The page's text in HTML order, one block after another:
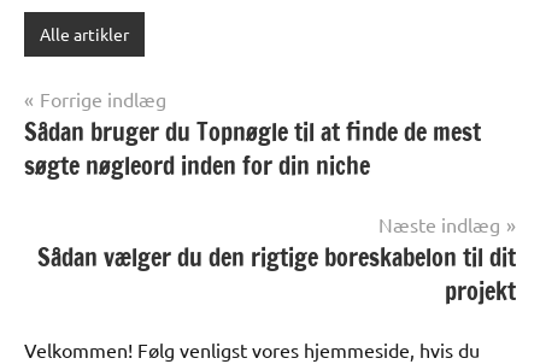
Alle artikler
Indlægsnavigation
Forrige indlæg
Sådan bruger du Topnøgle til at finde de mest
søgte nøgleord inden for din niche
Næste indlæg
Sådan vælger du den rigtige boreskabelon til dit
projekt
Velkommen! Følg venligst vores hjemmeside, hvis du